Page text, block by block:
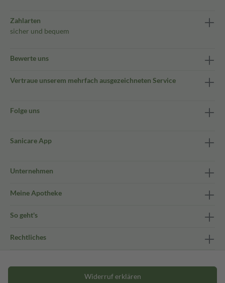
Zahlarten
sicher und bequem
Bewerte uns
Vertraue unserem mehrfach ausgezeichneten Service
Folge uns
Sanicare App
Unternehmen
Meine Apotheke
So geht's
Rechtliches
Widerruf erklären